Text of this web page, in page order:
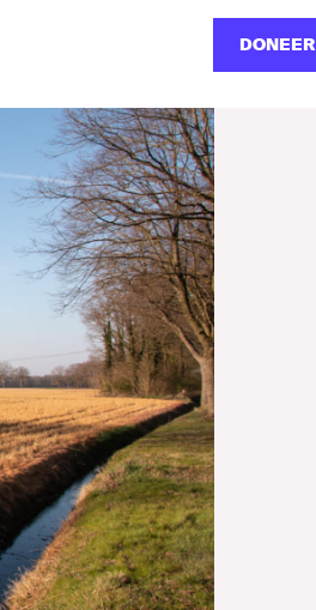
DONEER